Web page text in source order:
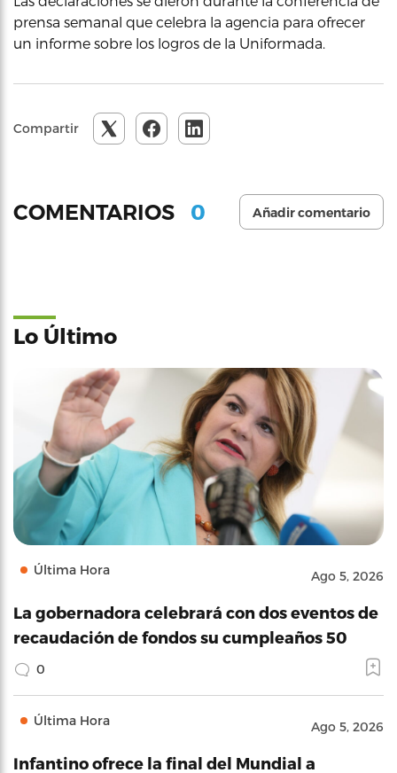
prensa semanal que celebra la agencia para ofrecer
un informe sobre los logros de la Uniformada.
Compartir
COMENTARIOS 0 Añadir comentario
Lo Último
Última Hora Ago 5, 2026
La gobernadora celebrará con dos eventos de
recaudación de fondos su cumpleaños 50
0
Última Hora Ago 5, 2026
Infantino ofrece la final del Mundial a